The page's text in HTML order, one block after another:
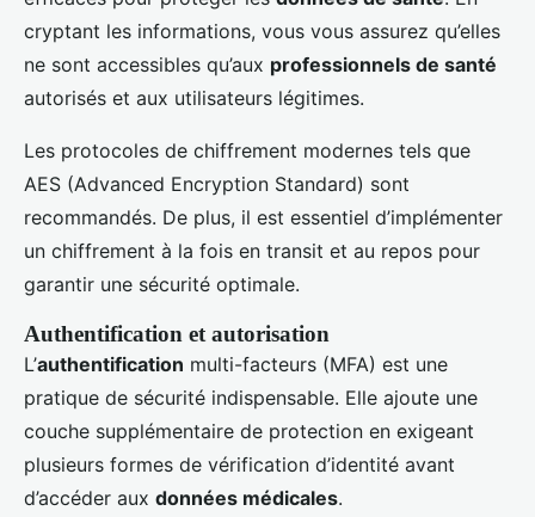
cryptant les informations, vous vous assurez qu’elles
ne sont accessibles qu’aux professionnels de santé
autorisés et aux utilisateurs légitimes.
Les protocoles de chiffrement modernes tels que
AES (Advanced Encryption Standard) sont
recommandés. De plus, il est essentiel d’implémenter
un chiffrement à la fois en transit et au repos pour
garantir une sécurité optimale.
Authentification et autorisation
L’authentification multi-facteurs (MFA) est une
pratique de sécurité indispensable. Elle ajoute une
couche supplémentaire de protection en exigeant
plusieurs formes de vérification d’identité avant
d’accéder aux données médicales.